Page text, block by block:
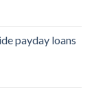
payday loans